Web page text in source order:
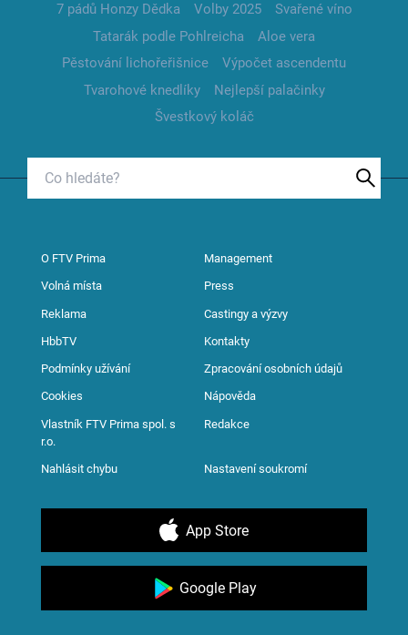
7 pádů Honzy Dědka
Volby 2025
Svařené víno
Tatarák podle Pohlreicha
Aloe vera
Pěstování lichořeřišnice
Výpočet ascendentu
Tvarohové knedlíky
Nejlepší palačinky
Švestkový koláč
O FTV Prima Management
Volná místa Press
Reklama Castingy a výzvy
HbbTV Kontakty
Podmínky užívání Zpracování osobních údajů
Cookies Nápověda
Vlastník FTV Prima spol. s
r.o.
Redakce
Nahlásit chybu Nastavení soukromí
App Store
Google Play